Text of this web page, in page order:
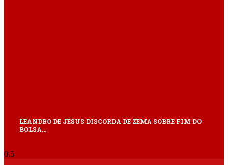
LEANDRO DE JESUS DISCORDA DE ZEMA SOBRE FIM DO
BOLSA…